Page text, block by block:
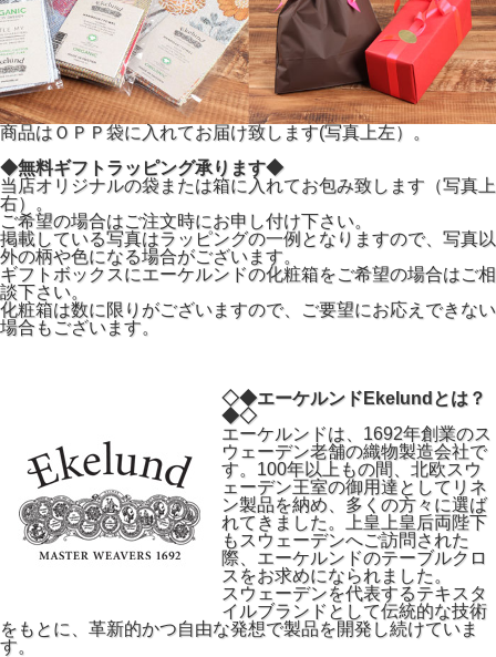
商品はＯＰＰ袋に入れてお届け致します(写真上左）。
◆無料ギフトラッピング承ります◆
当店オリジナルの袋または箱に入れてお包み致します（写真上
右）。
ご希望の場合はご注文時にお申し付け下さい。
掲載している写真はラッピングの一例となりますので、写真以
外の柄や色になる場合がございます。
ギフトボックスにエーケルンドの化粧箱をご希望の場合はご相
談下さい。
化粧箱は数に限りがございますので、ご要望にお応えできない
場合もございます。
◇◆エーケルンドEkelundとは？
◆◇
エーケルンドは、1692年創業のス
ウェーデン老舗の織物製造会社で
す。100年以上もの間、北欧スウ
ェーデン王室の御用達としてリネ
ン製品を納め、多くの方々に選ば
れてきました。上皇上皇后両陛下
もスウェーデンへご訪問された
際、エーケルンドのテーブルクロ
スをお求めになられました。
スウェーデンを代表するテキスタ
イルブランドとして伝統的な技術
をもとに、革新的かつ自由な発想で製品を開発し続けていま
す。